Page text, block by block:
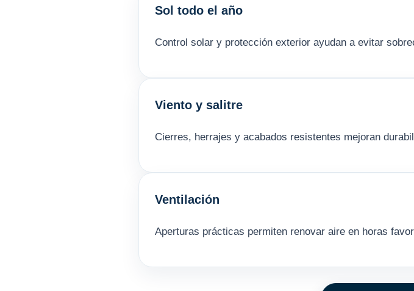
Sol todo el año
Control solar y protección exterior ayudan a evitar
Viento y salitre
Cierres, herrajes y acabados resistentes mejoran
Ventilación
Aperturas prácticas permiten renovar aire en horas